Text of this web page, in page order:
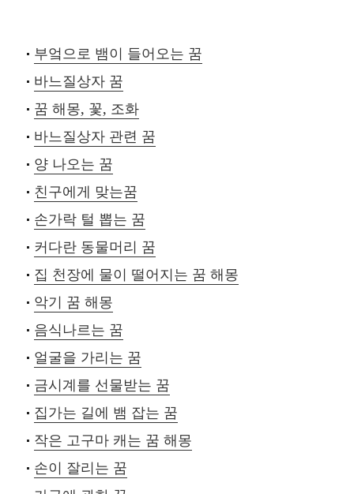
부엌으로 뱀이 들어오는 꿈
바느질상자 꿈
꿈 해몽, 꽃, 조화
바느질상자 관련 꿈
양 나오는 꿈
친구에게 맞는꿈
손가락 털 뽑는 꿈
커다란 동물머리 꿈
집 천장에 물이 떨어지는 꿈 해몽
악기 꿈 해몽
음식나르는 꿈
얼굴을 가리는 꿈
금시계를 선물받는 꿈
집가는 길에 뱀 잡는 꿈
작은 고구마 캐는 꿈 해몽
손이 잘리는 꿈